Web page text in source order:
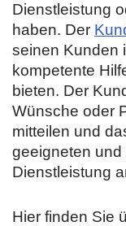
Dienstleistung
haben. Der
seinen Kunden
kompetente
bieten. Der
Wünsche oder
mitteilen und
geeigneten
Dienstleistung
Hier finden Sie